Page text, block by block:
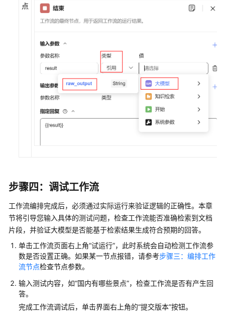
点
步骤四：调试工作流
工作流编排完成后，必须通过实际运行来验证逻辑的正确性。本章
节将引导您输入具体的测试问题，检查工作流能否准确检索到文档
片段，并验证大模型是否能基于检索结果生成符合预期的回答。
单击工作流页面右上角“试运行”，此时系统会自动检测工作流参
数是否设置正确。如果某一节点报错，请参考步骤三：编排工作
流节点检查节点参数。
输入测试内容，如“国内有哪些景点”，检查工作流是否有产生回
答。
完成工作流调试后，单击界面右上角的“提交版本”按钮。